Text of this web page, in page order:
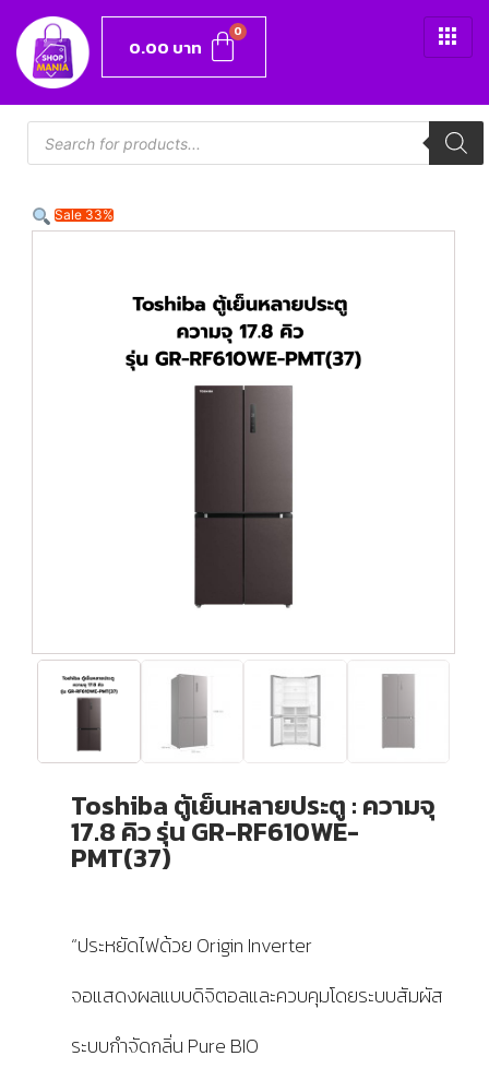
0.00 บาท
Sale 33%
Toshiba ตู้เย็นหลายประตู : ความจุ
17.8 คิว รุ่น GR-RF610WE-
PMT(37)
“ประหยัดไฟด้วย Origin Inverter
จอแสดงผลแบบดิจิตอลและควบคุมโดยระบบสัมผัส
ระบบกำจัดกลิ่น Pure BIO